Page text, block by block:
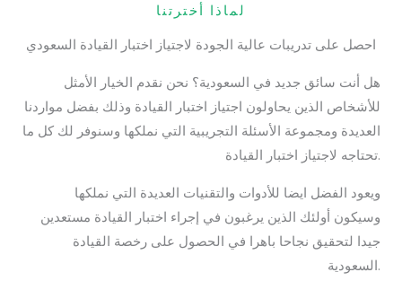
لماذا أخترتنا
احصل على تدريبات عالية الجودة لاجتياز اختبار القيادة السعودي
هل أنت سائق جديد في السعودية؟ نحن نقدم الخيار الأمثل
للأشخاص الذين يحاولون اجتياز اختبار القيادة وذلك بفضل مواردنا
العديدة ومجموعة الأسئلة التجريبية التي نملكها وسنوفر لك كل ما
تحتاجه لاجتياز اختبار القيادة.
ويعود الفضل ايضا للأدوات والتقنيات العديدة التي نملكها
وسيكون أولئك الذين يرغبون في إجراء اختبار القيادة مستعدين
جيدا لتحقيق نجاحا باهرا في الحصول على رخصة القيادة
السعودية.